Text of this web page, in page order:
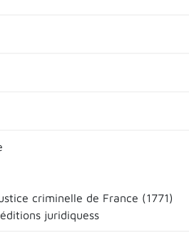
criminelle de France (1771)
juridiquess